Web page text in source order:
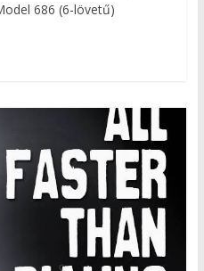
686 (6-lövetű)